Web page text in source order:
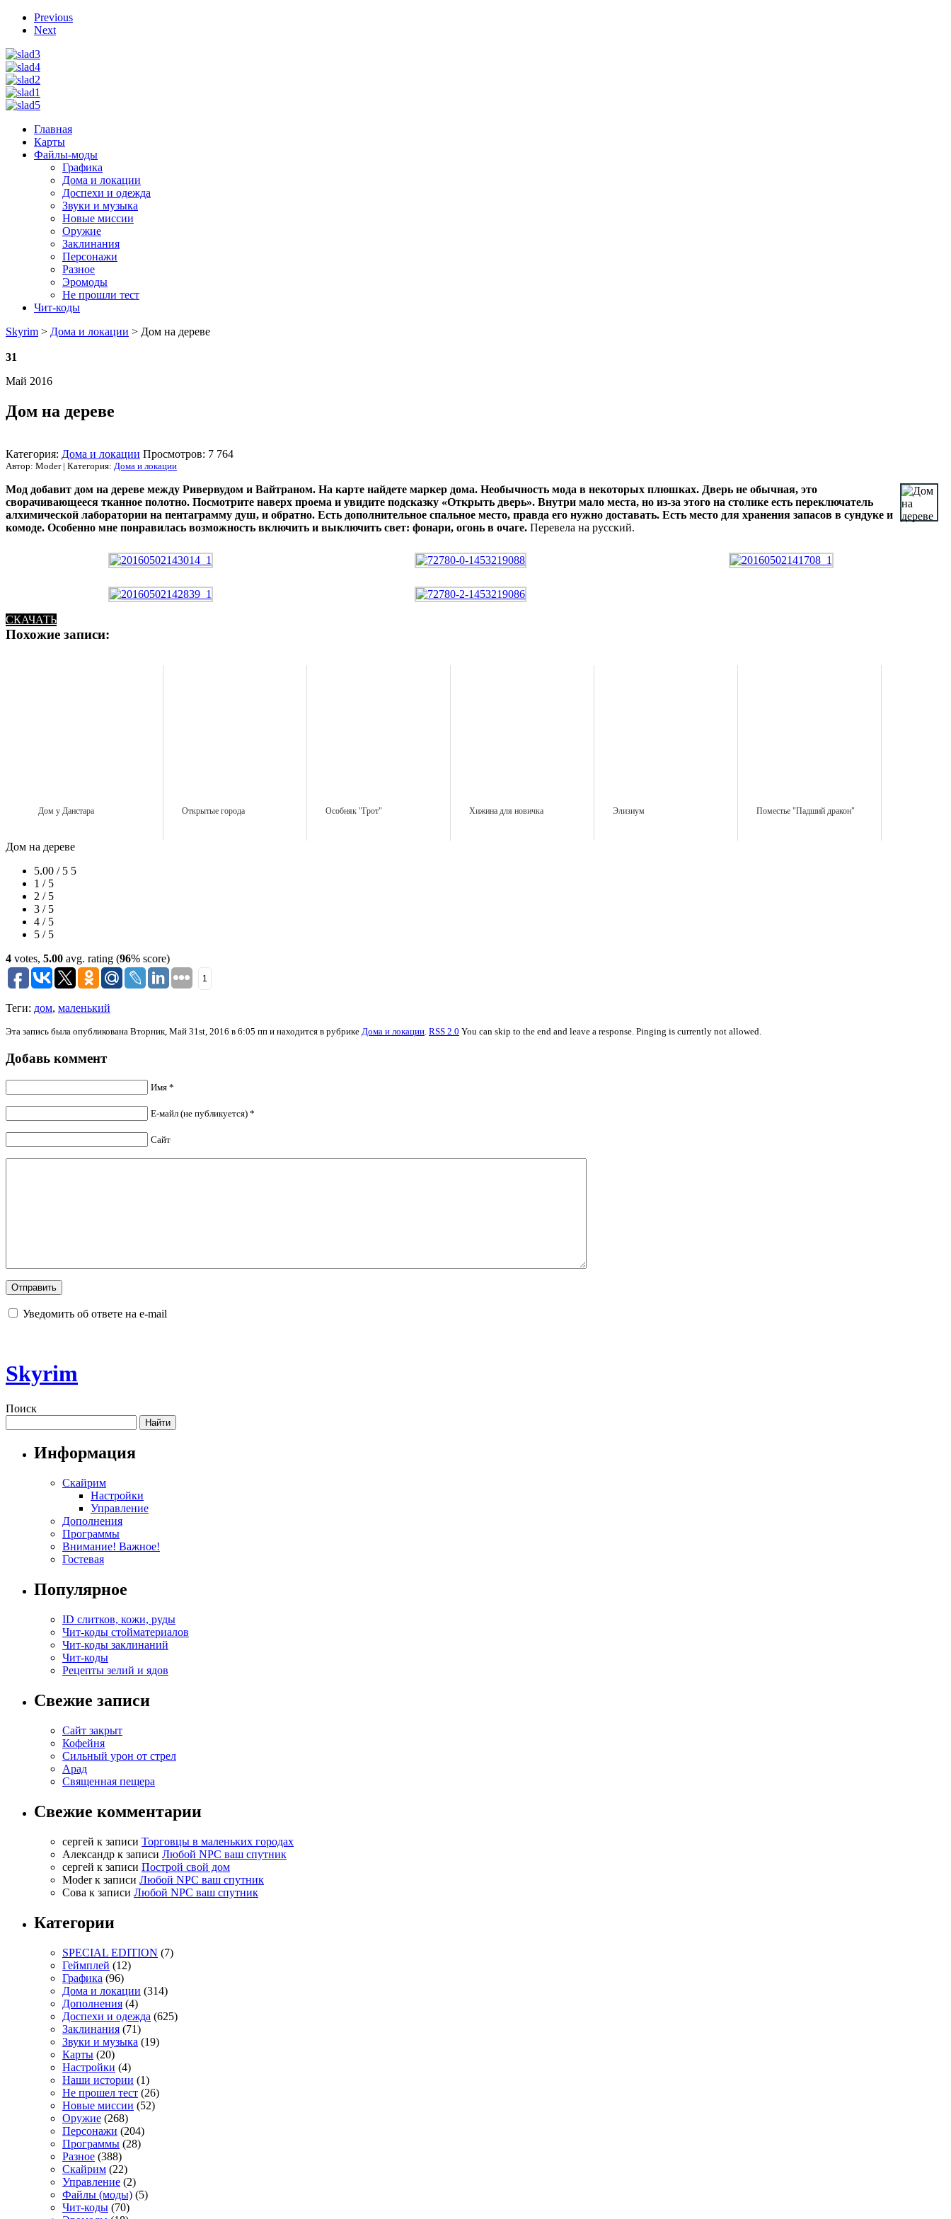
Previous
Next
Главная
Карты
Файлы-моды
Графика
Дома и локации
Доспехи и одежда
Звуки и музыка
Новые миссии
Оружие
Заклинания
Персонажи
Разное
Эромоды
Не прошли тест
Чит-коды
Skyrim > Дома и локации > Дом на дереве
31
Май 2016
Дом на дереве
Категория: Дома и локации Просмотров: 7 764
Автор: Moder | Категория: Дома и локации
Мод добавит дом на дереве между Ривервудом и Вайтраном. На карте найдете маркер дома. Необычность мода в некоторых плюшках. Дверь не обычная, это
сворачивающееся тканное полотно. Посмотрите наверх проема и увидите подсказку «Открыть дверь». Внутри мало места, но из-за этого на столике есть переключатель
алхимической лаборатории на пентаграмму душ, и обратно. Есть дополнительное спальное место, правда его нужно доставать. Есть место для хранения запасов в сундуке и
комоде. Особенно мне понравилась возможность включить и выключить свет: фонари, огонь в очаге. Перевела на русский.
СКАЧАТЬ
Похожие записи:
Дом у Данстара Открытые города Особняк "Грот" Хижина для новичка Элизиум Поместье "Падший дракон"
Дом на дереве
5.00 / 5 5
1 / 5
2 / 5
3 / 5
4 / 5
5 / 5
4 votes, 5.00 avg. rating (96% score)
1
Теги: дом, маленький
Эта запись была опубликована Вторник, Май 31st, 2016 в 6:05 пп и находится в рубрике Дома и локации. RSS 2.0 You can skip to the end and leave a response. Pinging is currently not allowed.
Добавь коммент
Имя *
Е-майл (не публикуется) *
Сайт
Уведомить об ответе на e-mail
Skyrim
Поиск
Информация
Скайрим
Настройки
Управление
Дополнения
Программы
Внимание! Важное!
Гостевая
Популярное
ID слитков, кожи, руды
Чит-коды стойматериалов
Чит-коды заклинаний
Чит-коды
Рецепты зелий и ядов
Свежие записи
Сайт закрыт
Кофейня
Cильный урон от стрел
Арад
Священная пещера
Свежие комментарии
cергей к записи Торговцы в маленьких городах
Александр к записи Любой NPC ваш спутник
cергей к записи Построй свой дом
Moderк записи Любой NPC ваш спутник
Сова к записи Любой NPC ваш спутник
Категории
SPECIAL EDITION (7)
Геймплей (12)
Графика (96)
Дома и локации (314)
Дополнения (4)
Доспехи и одежда (625)
Заклинания (71)
Звуки и музыка (19)
Карты (20)
Настройки (4)
Наши истории (1)
Не прошел тест (26)
Новые миссии (52)
Оружие (268)
Персонажи (204)
Программы (28)
Разное (388)
Скайрим (22)
Управление (2)
Файлы (моды) (5)
Чит-коды (70)